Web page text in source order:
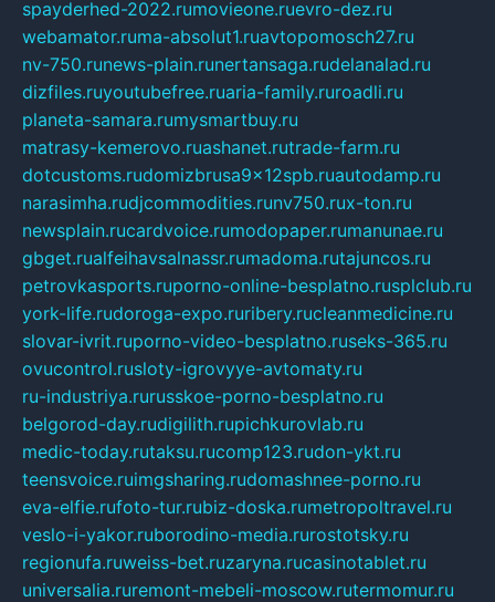
spayderhed-2022.rumovieone.ruevro-dez.ru
webamator.ruma-absolut1.ruavtopomosch27.ru
nv-750.runews-plain.runertansaga.rudelanalad.ru
dizfiles.ruyoutubefree.ruaria-family.ruroadli.ru
planeta-samara.rumysmartbuy.ru
matrasy-kemerovo.ruashanet.rutrade-farm.ru
dotcustoms.rudomizbrusa9x12spb.ruautodamp.ru
narasimha.rudjcommodities.runv750.rux-ton.ru
newsplain.rucardvoice.rumodopaper.rumanunae.ru
gbget.rualfeihavsalnassr.rumadoma.rutajuncos.ru
petrovkasports.ruporno-online-besplatno.rusplclub.ru
york-life.rudoroga-expo.ruribery.rucleanmedicine.ru
slovar-ivrit.ruporno-video-besplatno.ruseks-365.ru
ovucontrol.rusloty-igrovyye-avtomaty.ru
ru-industriya.rurusskoe-porno-besplatno.ru
belgorod-day.rudigilith.rupichkurovlab.ru
medic-today.rutaksu.rucomp123.rudon-ykt.ru
teensvoice.ruimgsharing.rudomashnee-porno.ru
eva-elfie.rufoto-tur.rubiz-doska.rumetropoltravel.ru
veslo-i-yakor.ruborodino-media.rurostotsky.ru
regionufa.ruweiss-bet.ruzaryna.rucasinotablet.ru
universalia.ruremont-mebeli-moscow.rutermomur.ru